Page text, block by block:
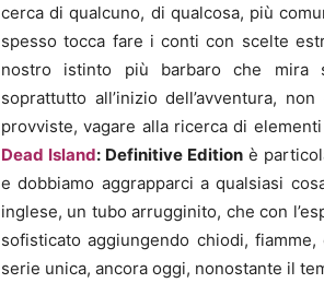
cerca di qualcuno, di qualcosa, più
spesso tocca fare i conti con scelte
nostro istinto più barbaro che mira
soprattutto all’inizio dell’avventura,
provviste, vagare alla ricerca di
Dead Island: Definitive Editionè
e dobbiamo aggrapparci a qualsiasi
inglese, un tubo arrugginito, che con
sofisticato aggiungendo chiodi,
serie unica, ancora oggi, nonostante il